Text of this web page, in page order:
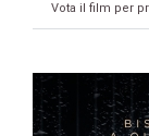
Vota il film per